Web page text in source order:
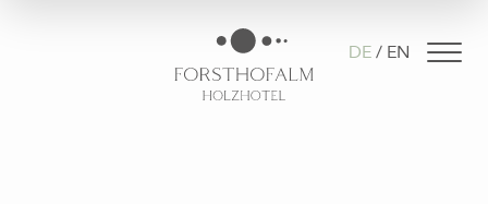
DE EN